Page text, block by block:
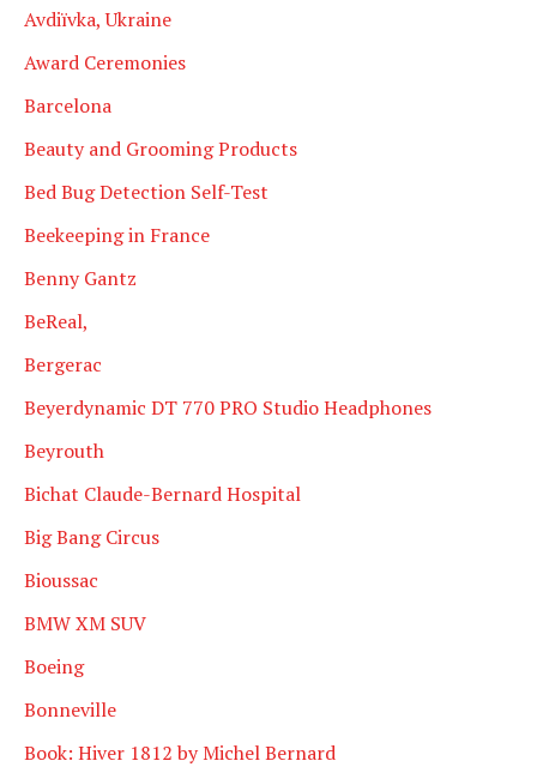
Avdiïvka, Ukraine
Award Ceremonies
Barcelona
Beauty and Grooming Products
Bed Bug Detection Self-Test
Beekeeping in France
Benny Gantz
BeReal,
Bergerac
Beyerdynamic DT 770 PRO Studio Headphones
Beyrouth
Bichat Claude-Bernard Hospital
Big Bang Circus
Bioussac
BMW XM SUV
Boeing
Bonneville
Book: Hiver 1812 by Michel Bernard